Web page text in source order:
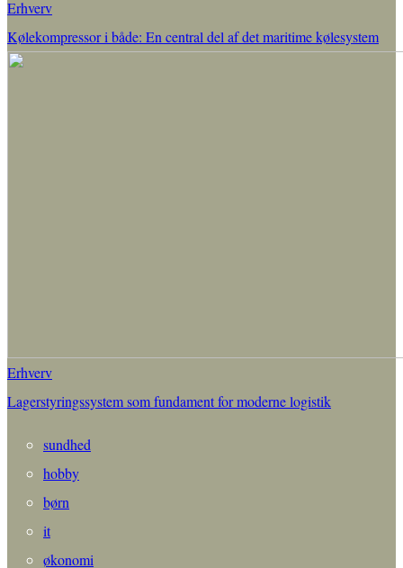
Erhverv
Kølekompressor i både: En central del af det maritime kølesystem
Erhverv
Lagerstyringssystem som fundament for moderne logistik
sundhed
hobby
børn
it
økonomi